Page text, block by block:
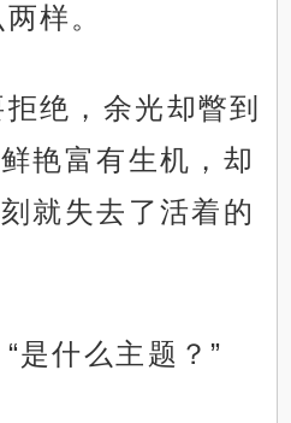
样。
绝，余光却瞥到
艳富有生机，却
就失去了活着的
是什么主题？”